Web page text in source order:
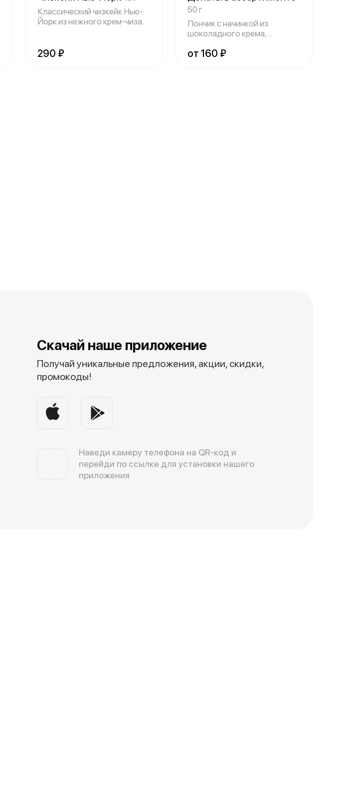
Классический чизкейк Нью-
Йорк из нежного крем-чиза.
290 ₽
50 г
Пончик с начинкой из
шоколадного крема,
от 160 ₽
Скачай наше приложение
Получай уникальные предложения, акции, скидки,
промокоды!
Наведи камеру телефона на QR-код и
перейди по ссылке для установки нашего
приложения